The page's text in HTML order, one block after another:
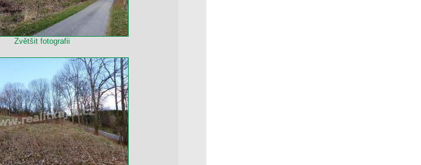
Zvětšit fotografii